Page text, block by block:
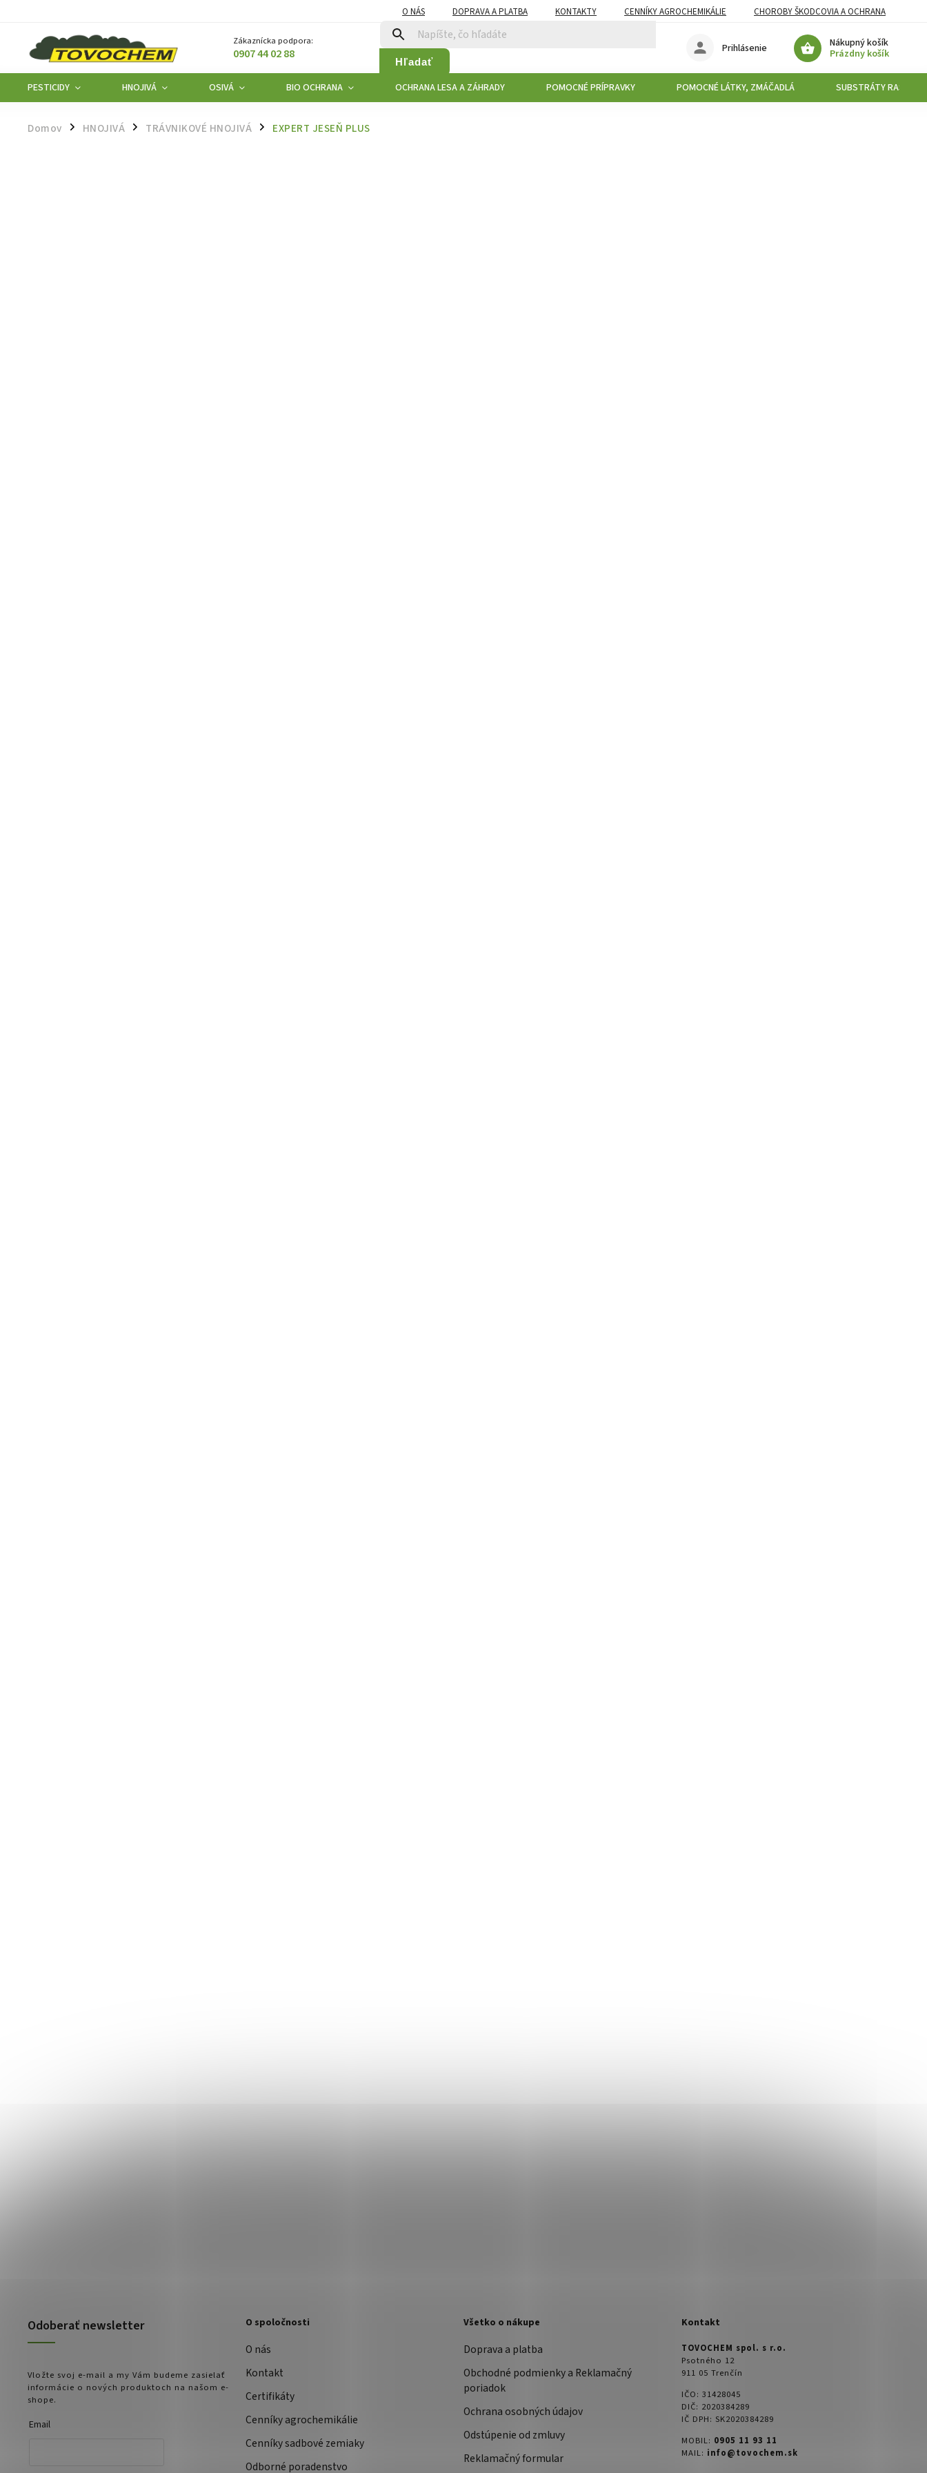
O NÁS DOPRAVA A PLATBA KONTAKTY CENNÍKY AGROCHEMIKÁLIE CHOROBY ŠKODCOVIA A OCHRANA
Zákaznícka podpora:
0907 44 02 88 Hľadať
Nákupný košík
Prázdny košík
Prihlásenie
PESTICIDY HNOJIVÁ OSIVÁ BIO OCHRANA OCHRANA LESA A ZÁHRADY POMOCNÉ PRÍPRAVKY POMOCNÉ LÁTKY, ZMÁČADLÁ SUBSTRÁTY
Domov / HNOJIVÁ / TRÁVNIKOVÉ HNOJIVÁ / EXPERT JESEŇ PLUS
Odoberať newsletter
Vložte svoj e-mail a my Vám budeme zasielať
informácie o nových produktoch na našom e-
shope.
Email
O spoločnosti
O nás
Kontakt
Certifikáty
Cenníky agrochemikálie
Cenníky sadbové zemiaky
Odborné poradenstvo
Všetko o nákupe
Doprava a platba
Obchodné podmienky a Reklamačný
poriadok
Ochrana osobných údajov
Odstúpenie od zmluvy
Reklamačný formular
Kontakt
TOVOCHEM spol. s r.o.
Psotného 12
911 05 Trenčín
IČO: 31428045
DIČ: 2020384289
IČ DPH: SK2020384289
MOBIL: 0905 11 93 11
MAIL: info@tovochem.sk